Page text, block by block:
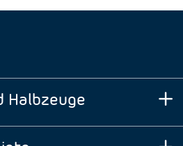
Halbzeuge